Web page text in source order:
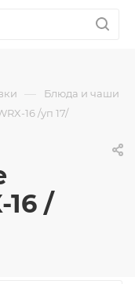
— Блюда и чаши
16 /уп 17/
16 /